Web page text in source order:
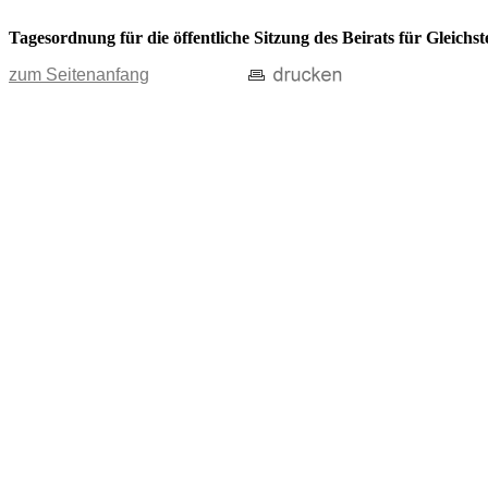
Tagesordnung für die öffentliche Sitzung des Beirats für
zum Seitenanfang